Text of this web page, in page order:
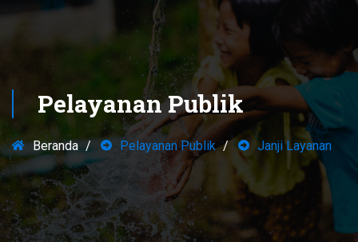
Pelayanan Publik
Beranda Pelayanan Publik Janji Layanan